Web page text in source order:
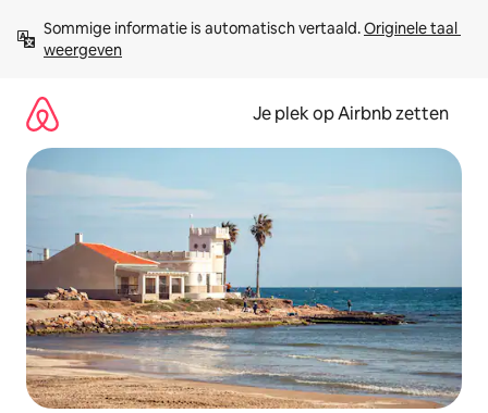
direct
naar
Sommige informatie is automatisch vertaald. Originele taal
weergeven
Je plek op Airbnb zetten